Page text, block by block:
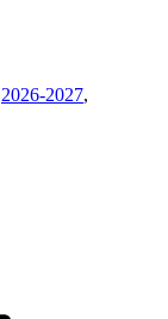
2026-2027,